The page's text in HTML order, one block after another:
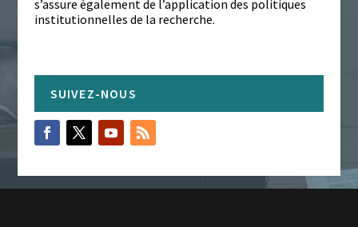
s’assure également de l’application des politiques
institutionnelles de la recherche.